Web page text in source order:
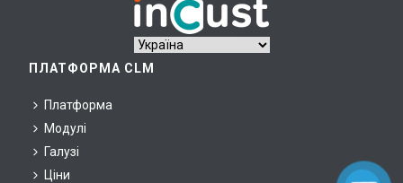
ПЛАТФОРМА CLM
Платформа
Модулі
Галузі
Ціни